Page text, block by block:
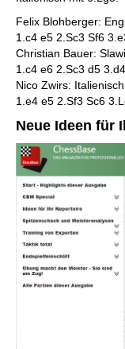
Felix Blohberger:
1.c4 e5 2.Sc3 Sf6
Christian Bauer:
1.c4 e6 2.Sc3 d5
Nico Zwirs: Italienisch
1.e4 e5 2.Sf3 Sc6
Neue Ideen für